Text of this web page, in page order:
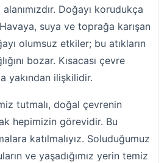
Doğayı korudukça
suya ve toprağa karışan
olumsuz etkiler; bu atıkların
bozar. Kısacası çevre
yakından ilişkilidir.
tutmalı, doğal çevrenin
hepimizin görevidir. Bu
katılmalıyız. Soluduğumuz
ve yaşadığımız yerin temiz